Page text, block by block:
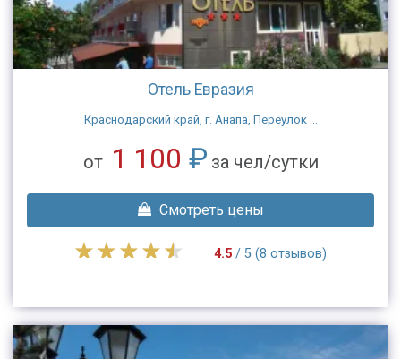
Отель Евразия
Краснодарский край, г. Анапа, Переулок ...
от 1 100 ₽ за чел/сутки
Смотреть цены
4.5/ 5 (8 отзывов)